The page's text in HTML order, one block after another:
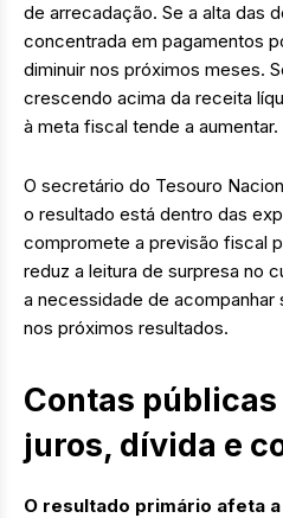
de arrecadação. Se a alta das
concentrada em pagamentos
diminuir nos próximos meses.
crescendo acima da receita
à meta fiscal tende a aumentar.
O secretário do Tesouro
o resultado está dentro das
compromete a previsão fiscal
reduz a leitura de surpresa no
a necessidade de
nos próximos resultados.
Contas
juros, dívida e
O resultado primário afeta